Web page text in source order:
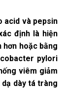
acid và pepsin
định là hiện
hoặc bằng
pylori
viêm giảm
dày tá tràng